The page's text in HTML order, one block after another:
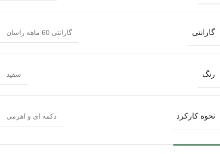
گارانتی گارانتی 60 ماهه راسان
رنگ سفید
نحوه کارکرد دکمه ای و اهرمی